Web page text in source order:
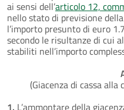
ai sensi dell’articolo 12,
nello stato di previsione
l’importo presunto di euro
secondo le risultanze di cui
stabiliti nell’importo
(Giacenza di cassa alla
1. L’ammontare della